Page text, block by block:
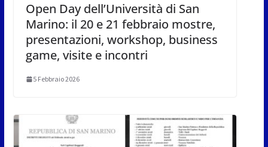
Open Day dell’Università di San
Marino: il 20 e 21 febbraio mostre,
presentazioni, workshop, business
game, visite e incontri
5 Febbraio 2026